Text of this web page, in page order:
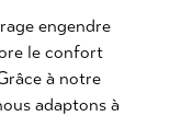
engendre
le confort
à notre
adaptons à